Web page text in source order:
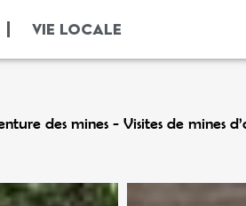
VIE LOCALE
des mines - Visites de mines